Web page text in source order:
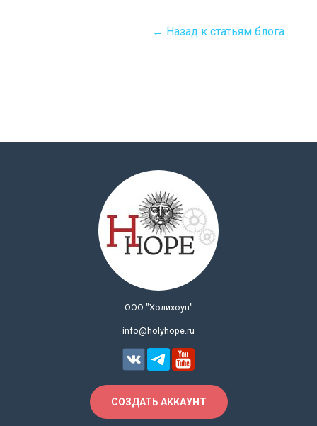
← Назад к статьям блога
ООО "Холихоуп"
info@holyhope.ru
СОЗДАТЬ АККАУНТ